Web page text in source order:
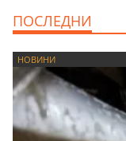
ПОСЛЕДНИ
НОВИНИ